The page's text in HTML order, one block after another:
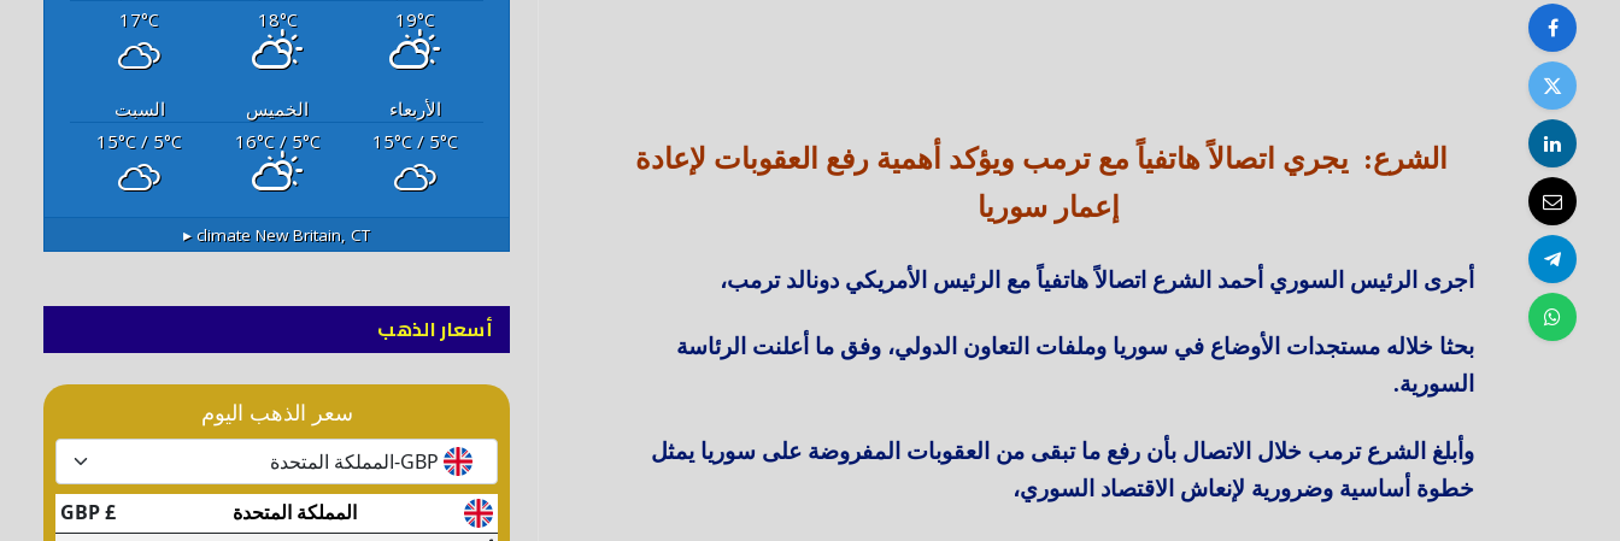
الشرع: يجري اتصالاً هاتفياً مع ترمب ويؤكد أهمية رفع العقوبات لإعادة
إعمار سوريا
أجرى الرئيس السوري أحمد الشرع اتصالاً هاتفياً مع الرئيس الأمريكي دونالد ترمب،
بحثا خلاله مستجدات الأوضاع في سوريا وملفات التعاون الدولي، وفق ما أعلنت الرئاسة
السورية.
وأبلغ الشرع ترمب خلال الاتصال بأن رفع ما تبقى من العقوبات المفروضة على سوريا يمثل
خطوة أساسية وضرورية لإنعاش الاقتصاد السوري،
19°C
18°C
17°C
الأربعاء الخميس
السبت
15°C/ 5°C
16°C/ 5°C
15°C / 5°C
New Britain, CT
أسعار الذهب